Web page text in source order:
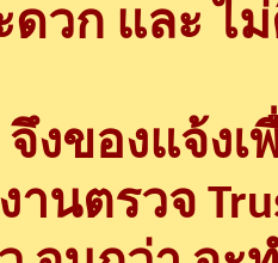
ดวก และ ไ
งของแจ้ง
านตรวจ